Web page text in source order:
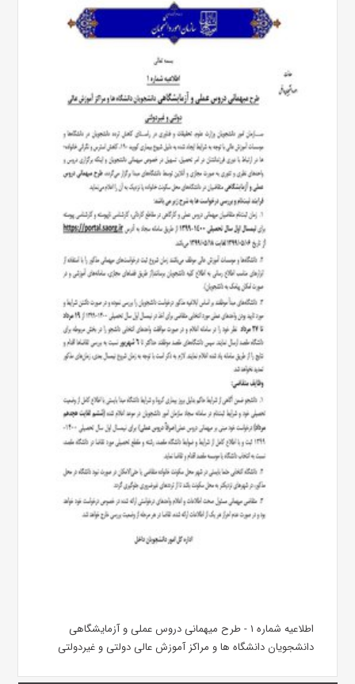
اطلاعیه شماره ۱ - طرح میهمانی دروس عملی و آزمایشگاهی
دانشجویان دانشگاه ها و مراکز آموزش عالی دولتی و غیردولتی